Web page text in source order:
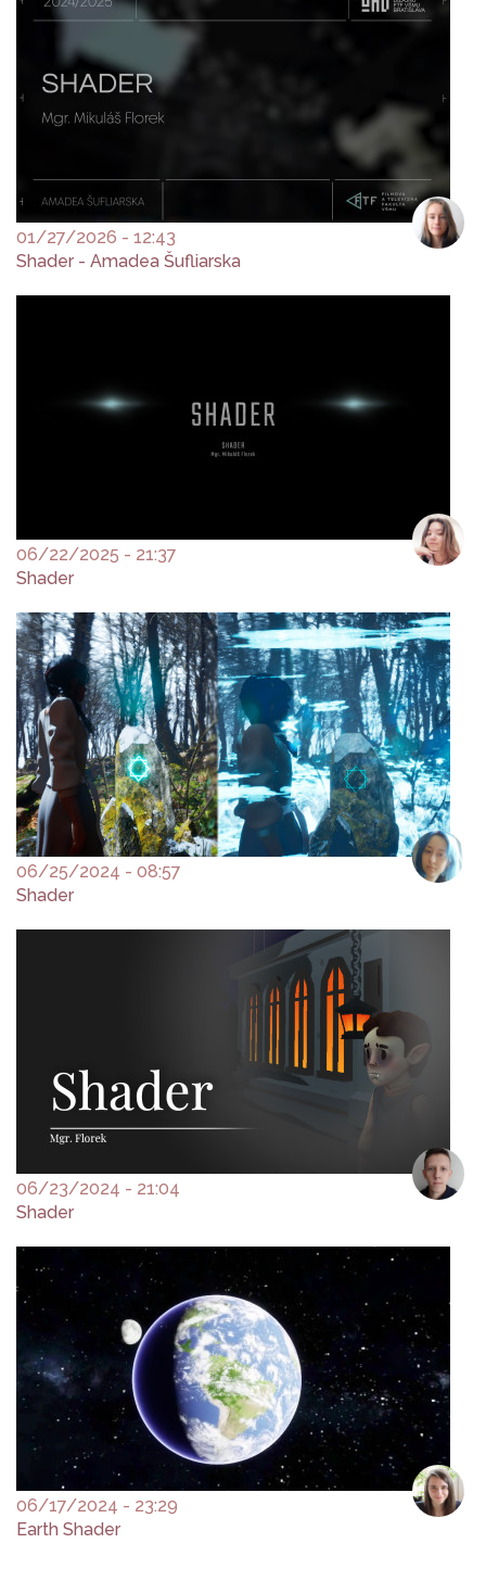
01/27/2026 - 12:43
Shader - Amadea Šufliarska
06/22/2025 - 21:37
Shader
06/25/2024 - 08:57
Shader
06/23/2024 - 21:04
Shader
06/17/2024 - 23:29
Earth Shader